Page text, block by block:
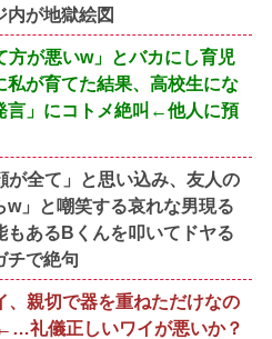
内が地獄絵図
方が悪いw」とバカにし育児
私が育てた結果、高校生にな
言」にコトメ絶叫←他人に預
が全て」と思い込み、友人の
」と嘲笑する哀れな男現る
もあるBくんを叩いてドヤる
チで絶句
、親切で器を重ねただけなの
礼儀正しいワイが悪いか？